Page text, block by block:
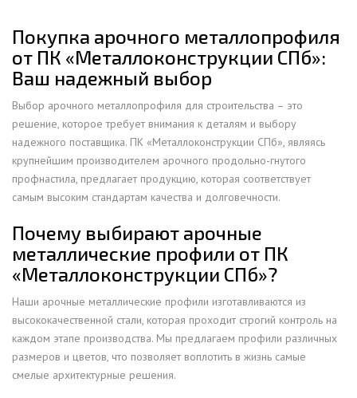
Покупка арочного металлопрофиля
от ПК «Металлоконструкции СПб»:
Ваш надежный выбор
Выбор арочного металлопрофиля для строительства – это
решение, которое требует внимания к деталям и выбору
надежного поставщика. ПК «Металлоконструкции СПб», являясь
крупнейшим производителем арочного продольно-гнутого
профнастила, предлагает продукцию, которая соответствует
самым высоким стандартам качества и долговечности.
Почему выбирают арочные
металлические профили от ПК
«Металлоконструкции СПб»?
Наши арочные металлические профили изготавливаются из
высококачественной стали, которая проходит строгий контроль на
каждом этапе производства. Мы предлагаем профили различных
размеров и цветов, что позволяет воплотить в жизнь самые
смелые архитектурные решения.